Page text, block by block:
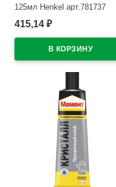
125мл Henkel арт.781737
В наличии
415,14 ₽